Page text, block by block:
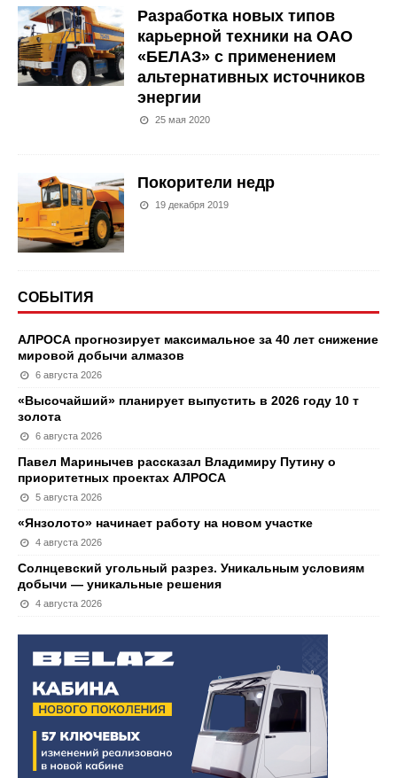
Разработка новых типов
карьерной техники на ОАО
«БЕЛАЗ» с применением
альтернативных источников
энергии
25 мая 2020
Покорители недр
19 декабря 2019
СОБЫТИЯ
АЛРОСА прогнозирует максимальное за 40 лет снижение
мировой добычи алмазов
6 августа 2026
«Высочайший» планирует выпустить в 2026 году 10 т
золота
6 августа 2026
Павел Маринычев рассказал Владимиру Путину о
приоритетных проектах АЛРОСА
5 августа 2026
«Янзолото» начинает работу на новом участке
4 августа 2026
Солнцевский угольный разрез. Уникальным условиям
добычи — уникальные решения
4 августа 2026